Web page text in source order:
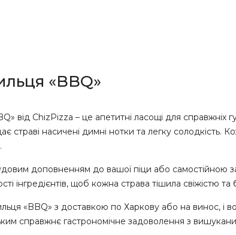
«BBQ»
від ChizPizza – це апетитні ласощі для
страві насичені димні нотки та легку
доповненням до вашої піци або самостійною
інгредієнтів, щоб кожна страва тішила свіжістю
«BBQ» з доставкою по Харкову або на винос,
справжнє гастрономічне задоволення з